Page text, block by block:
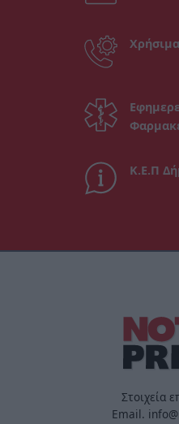
Κ.Ε.Π
Στοιχεία
Email.